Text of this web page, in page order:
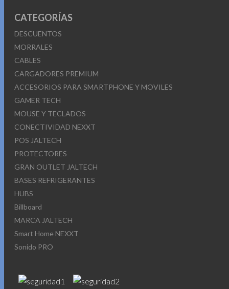
CATEGORÍAS
DESCUENTOS
MORRALES
CABLES
CARGADORES PREMIUM
ACCESORIOS PARA SMARTPHONE Y MOVILES
GAMER TECH
MOUSE Y TECLADOS
CONECTIVIDAD NEXXT
POS JALTECH
PROTECTORES
GRAN OUTLET JALTECH
BASES REFRIGERANTES
HUBS
Billboard
MARCA JALTECH
Smart Home NEXXT
Sonido PRO